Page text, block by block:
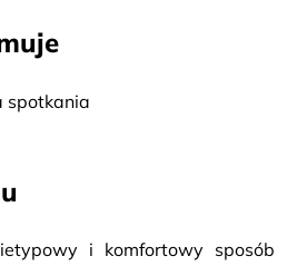
spotkania
i komfortowy sposób